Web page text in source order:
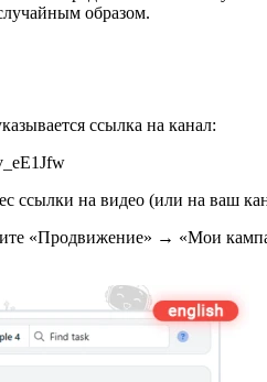
образом.
ссылка на канал:
ссылки на видео (или на ваш
«Продвижение» → «Мои